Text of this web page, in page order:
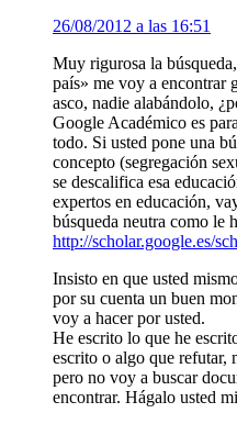
26/08/2012 a las 16:51
Muy rigurosa la
país» me voy a encontrar
asco, nadie alabándolo,
Google Académico es
todo. Si usted pone una
concepto (segregación
se descalifica esa
expertos en educación,
búsqueda neutra como le
http://scholar.google.es/
Insisto en que usted
por su cuenta un buen
voy a hacer por usted.
He escrito lo que he
escrito o algo que refutar,
pero no voy a buscar
encontrar. Hágalo usted